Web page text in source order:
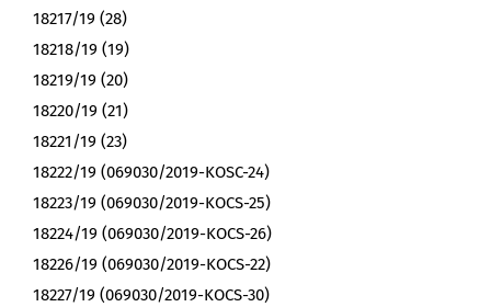
18217/19 (28)
18218/19 (19)
18219/19 (20)
18220/19 (21)
18221/19 (23)
18222/19 (069030/2019-KOSC-24)
18223/19 (069030/2019-KOCS-25)
18224/19 (069030/2019-KOCS-26)
18226/19 (069030/2019-KOCS-22)
18227/19 (069030/2019-KOCS-30)